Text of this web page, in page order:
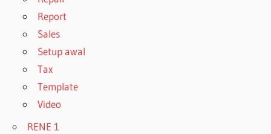
Report
Sales
Setup awal
Tax
Template
Video
RENE 1